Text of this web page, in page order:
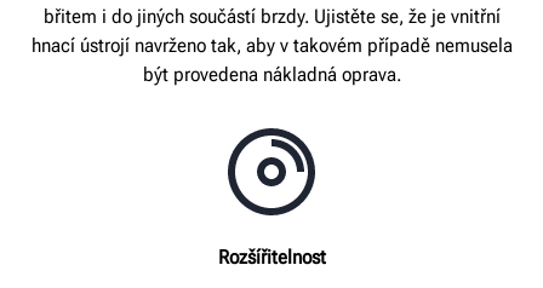
břitem i do jiných součástí brzdy. Ujistěte se, že je vnitřní
hnací ústrojí navrženo tak, aby v takovém případě nemusela
být provedena nákladná oprava.
Rozšířitelnost